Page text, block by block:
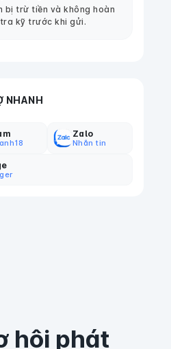
bị trừ tiền và không hoàn
kỹ trước khi gửi.
NHANH
Zalo
Nhắn tin
hội phát